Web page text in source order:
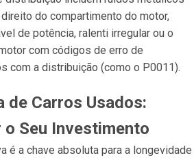
do compartimento do motor,
de potência, ralenti irregular ou o
com códigos de erro de
com a distribuição (como o P0011).
de Carros Usados:
Seu Investimento
é a chave absoluta para a longevidade